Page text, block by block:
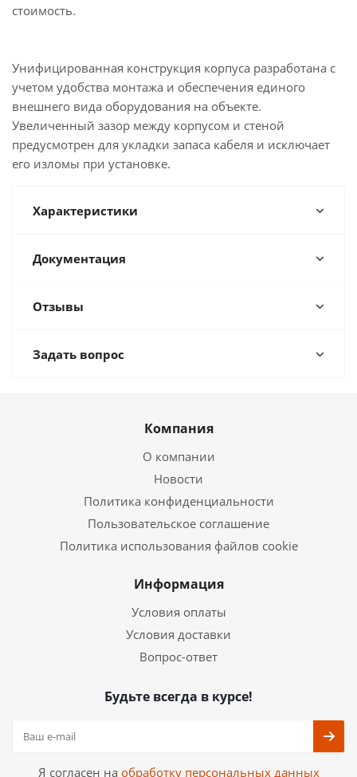
стоимость.
Унифицированная конструкция корпуса разработана с
учетом удобства монтажа и обеспечения единого
внешнего вида оборудования на объекте.
Увеличенный зазор между корпусом и стеной
предусмотрен для укладки запаса кабеля и исключает
его изломы при установке.
Характеристики
Документация
Отзывы
Задать вопрос
Компания
О компании
Новости
Политика конфиденциальности
Пользовательское соглашение
Политика использования файлов cookie
Информация
Условия оплаты
Условия доставки
Вопрос-ответ
Будьте всегда в курсе!
Я согласен на обработку персональных данных